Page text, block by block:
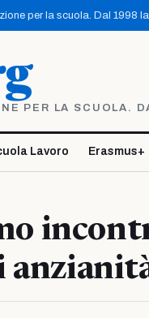
per la scuola. Dal 1998
PER LA SCUOLA.
Lavoro Erasmus+